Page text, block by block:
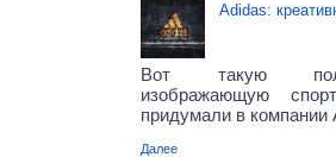
Adidas:
Вот такую
изображающую
придумали в компании
Далее